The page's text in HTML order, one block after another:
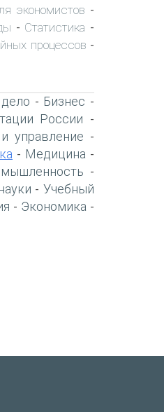
экономистов -
- Статистика -
процессов -
- Бизнес -
России -
управление -
- Медицина -
-
-Учебный
- Экономика -